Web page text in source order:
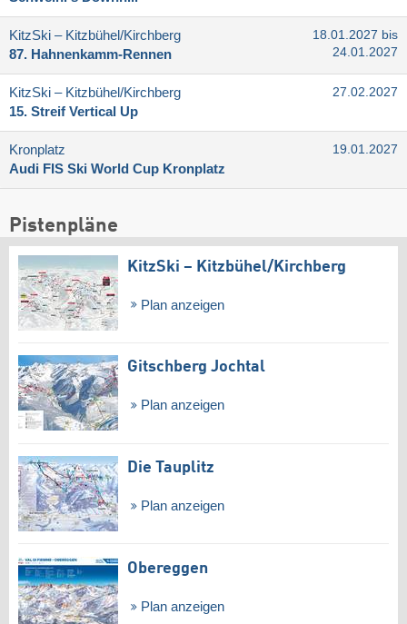
KitzSki – Kitzbühel/​Kirchberg
87. Hahnenkamm-Rennen
18.01.2027 bis
24.01.2027
KitzSki – Kitzbühel/​Kirchberg
15. Streif Vertical Up
27.02.2027
Kronplatz
Audi FIS Ski World Cup Kronplatz
19.01.2027
Pistenpläne
KitzSki – Kitzbühel/​Kirchberg
Plan anzeigen
Gitschberg Jochtal
Plan anzeigen
Die Tauplitz
Plan anzeigen
Obereggen
Plan anzeigen